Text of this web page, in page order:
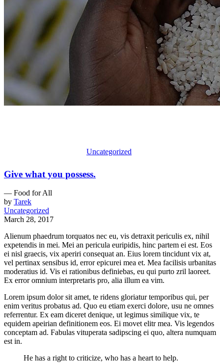
Uncategorized
Give what you possess.
— Food for All
by Tarek
Uncategorized
March 28, 2017
Alienum phaedrum torquatos nec eu, vis detraxit periculis ex, nihil
expetendis in mei. Mei an pericula euripidis, hinc partem ei est. Eos
ei nisl graecis, vix aperiri consequat an. Eius lorem tincidunt vix at,
vel pertinax sensibus id, error epicurei mea et. Mea facilisis urbanitas
moderatius id. Vis ei rationibus definiebas, eu qui purto zril laoreet.
Ex error omnium interpretaris pro, alia illum ea vim.
Lorem ipsum dolor sit amet, te ridens gloriatur temporibus qui, per
enim veritus probatus ad. Quo eu etiam exerci dolore, usu ne omnes
referrentur. Ex eam diceret denique, ut legimus similique vix, te
equidem apeirian definitionem eos. Ei movet elitr mea. Vis legendos
conceptam ad. Fabulas vituperata sadipscing ei quo, altera numquam
est in.
He has a right to criticize, who has a heart to help.